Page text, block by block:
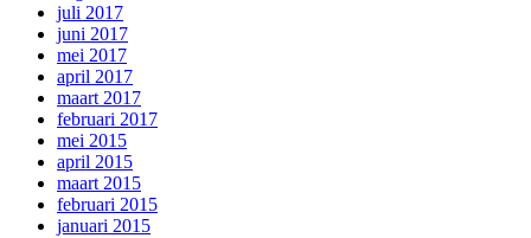
juli 2017
juni 2017
mei 2017
april 2017
maart 2017
februari 2017
mei 2015
april 2015
maart 2015
februari 2015
januari 2015